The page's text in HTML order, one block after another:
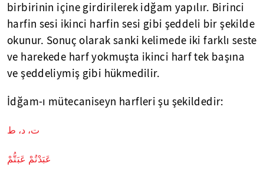
birbirinin içine girdirilerek idğam yapılır. Birinci
harfin sesi ikinci harfin sesi gibi şeddeli bir şekilde
okunur. Sonuç olarak sanki kelimede iki farklı seste
ve harekede harf yokmuşta ikinci harf tek başına
ve şeddeliymiş gibi hükmedilir.
İdğam-ı mütecaniseyn harfleri şu şekildedir:
ت، د، ط
عَبَدْتُمْ عَبَتُّمْ